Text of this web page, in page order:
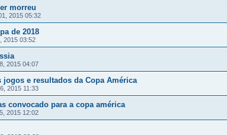
morreu
2015 05:32
de 2018
2015 03:52
2015 04:07
jogos e resultados da Copa América
2015 11:33
convocado para a copa américa
2015 12:02